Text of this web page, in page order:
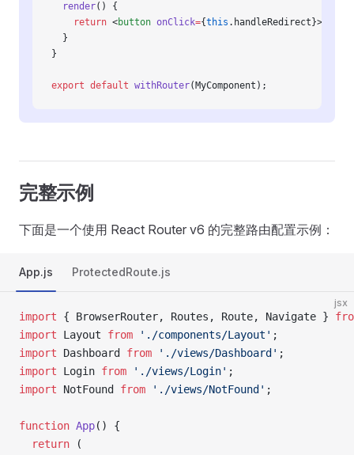
  render
() {
    return
<button onClick={this .handleRedirect}>Go
  }
}
export default withRouter(MyComponent);
完整示例
下面是一个使用 React Router v6 的完整路由配置示例：
App.js ProtectedRoute.js
jsx
import { BrowserRouter, Routes, Route, Navigate }
import Layout from './components/Layout' ;
import Dashboard from './views/Dashboard' ;
import Login from './views/Login' ;
import NotFound from './views/NotFound' ;
function App() {
  return
(